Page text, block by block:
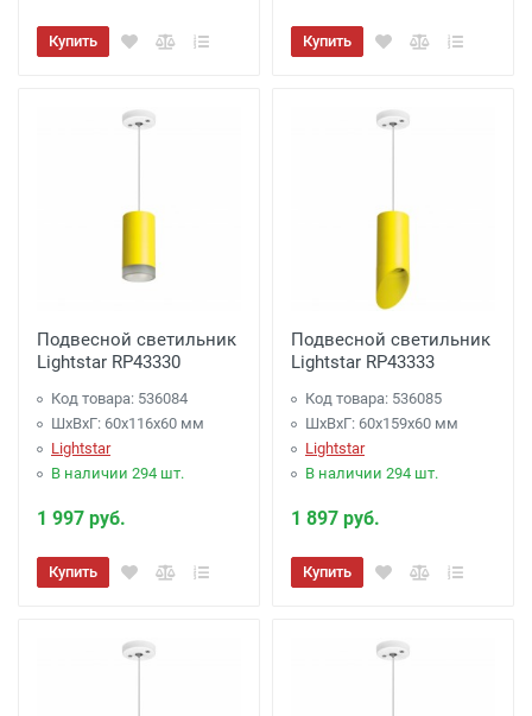
Купить Купить
Подвесной светильник
Lightstar RP43330
Код товара: 536084
ШхВхГ: 60x116x60 мм
Lightstar
В наличии 294 шт.
1 997 руб.
Купить
Подвесной светильник
Lightstar RP43333
Код товара: 536085
ШхВхГ: 60x159x60 мм
Lightstar
В наличии 294 шт.
1 897 руб.
Купить